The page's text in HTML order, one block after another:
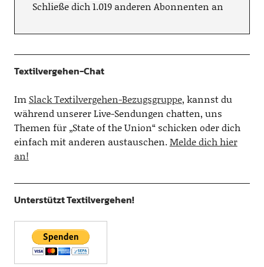
Schließe dich 1.019 anderen Abonnenten an
Textilvergehen-Chat
Im Slack Textilvergehen-Bezugsgruppe, kannst du
während unserer Live-Sendungen chatten, uns
Themen für „State of the Union“ schicken oder dich
einfach mit anderen austauschen.Melde dich hier
an!
Unterstützt Textilvergehen!